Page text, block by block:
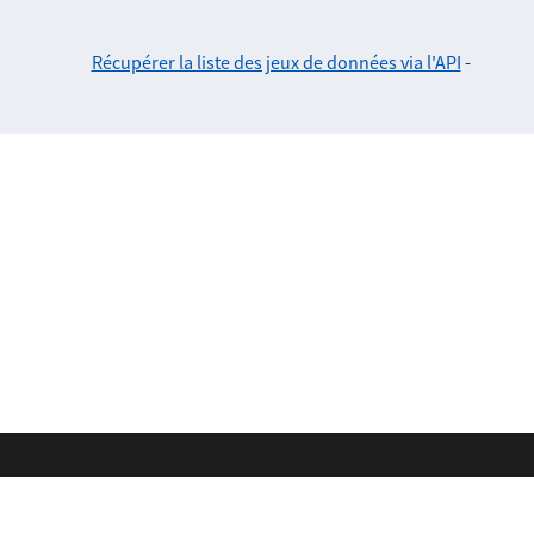
Récupérer la liste des jeux de données via l'API -